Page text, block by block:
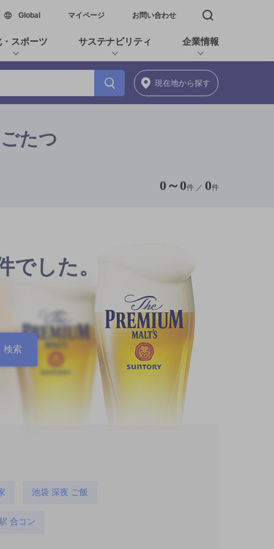
Global新しいウィンドウで開く
マイページ お問い合わせ 検索窓を開く
スポーツ サステナビリティ 企業情報
現在地から探す
たつ
0 ～ 0件 ／ 0件
でした。
池袋 深夜 ご飯
合コン